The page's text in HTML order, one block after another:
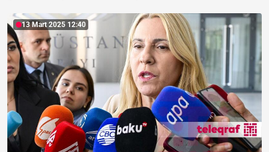
13 Mart 2025 12:40